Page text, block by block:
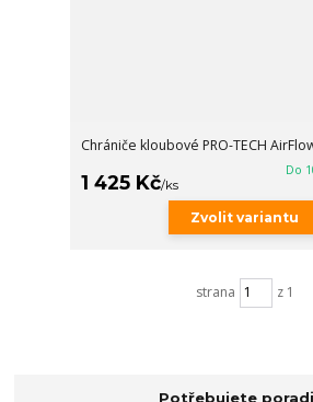
Chrániče kloubové PRO-TECH
1 425 Kč/ks
Do
Zvolit variantu
strana z 1
Potřebujete